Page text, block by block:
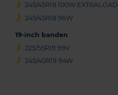
245/45R18 100W EXTRALOAD
245/45R18 96W
19-inch banden
225/55R19 99V
245/40R19 94W